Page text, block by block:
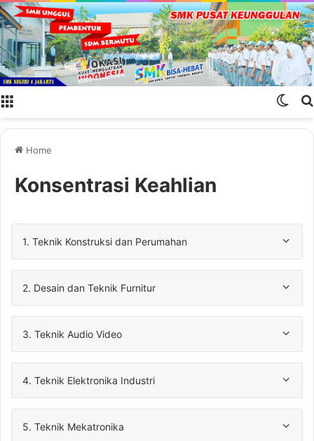
Home
Konsentrasi Keahlian
1. Teknik Konstruksi dan Perumahan
2. Desain dan Teknik Furnitur
3. Teknik Audio Video
4. Teknik Elektronika Industri
5. Teknik Mekatronika